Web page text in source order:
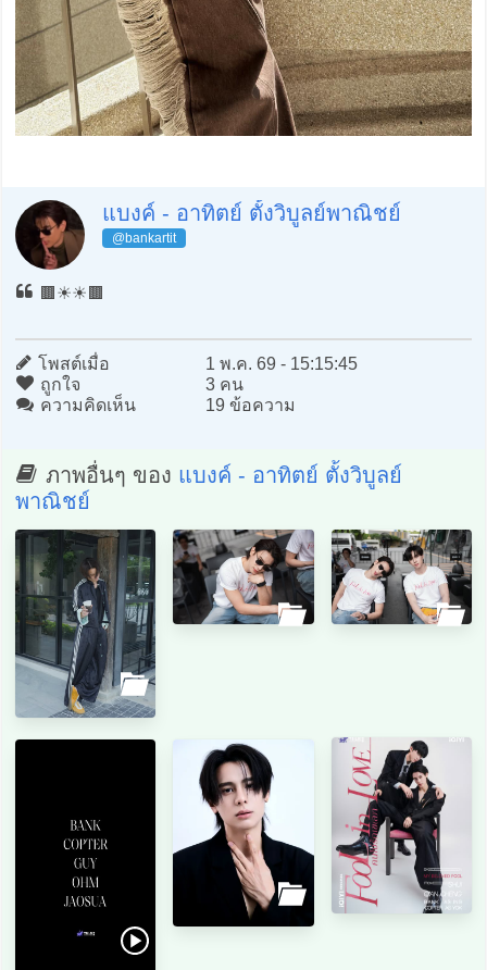
แบงค์ - อาทิตย์ ตั้งวิบูลย์พาณิชย์
@bankartit
🟫☀️☀️🟫
โพสต์เมื่อ
1 พ.ค. 69 - 15:15:45
ถูกใจ
3 คน
ความคิดเห็น
19 ข้อความ
ภาพอื่นๆ ของ แบงค์ - อาทิตย์ ตั้งวิบูลย์
พาณิชย์